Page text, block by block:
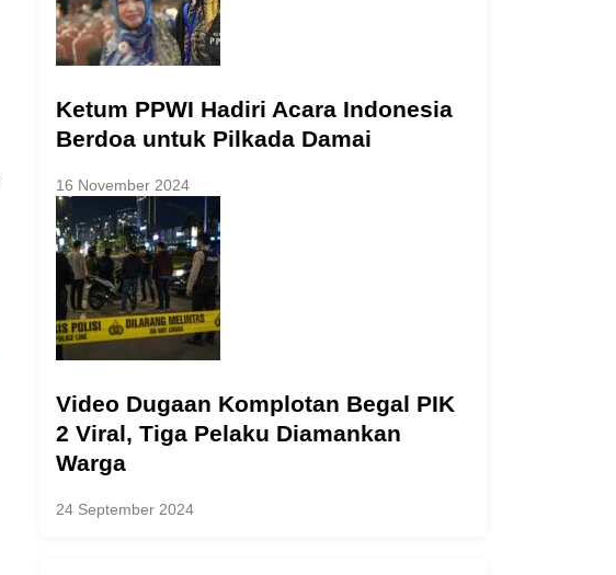
Ketum PPWI Hadiri Acara Indonesia
Berdoa untuk Pilkada Damai
16 November 2024
Video Dugaan Komplotan Begal PIK
2 Viral, Tiga Pelaku Diamankan
Warga
24 September 2024